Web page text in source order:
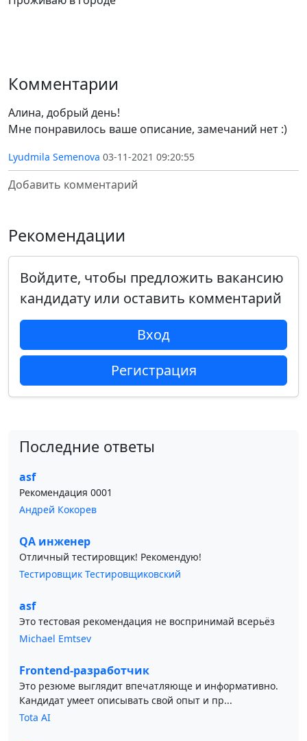
Комментарии
Алина, добрый день!
Мне понравилось ваше описание, замечаний нет :)
Lyudmila Semenova 03-11-2021 09:20:55
Добавить комментарий
Рекомендации
Войдите, чтобы предложить вакансию
кандидату или оставить комментарий
Вход
Регистрация
Последние ответы
asf
Рекомендация 0001
Андрей Кокорев
QA инженер
Отличный тестировщик! Рекомендую!
Тестировщик Тестировщиковский
asf
Это тестовая рекомендация не воспринимай всерьёз
Michael Emtsev
Frontend-разработчик
Это резюме выглядит впечатляюще и информативно.
Кандидат умеет описывать свой опыт и пр...
Tota AI